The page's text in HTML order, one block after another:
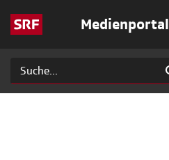
Medienportal